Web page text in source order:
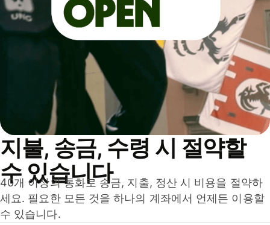
지불, 송금, 수령 시 절약할
수 있습니다
40개 이상의 통화로 송금, 지출, 정산 시 비용을 절약하
세요. 필요한 모든 것을 하나의 계좌에서 언제든 이용할
수 있습니다.